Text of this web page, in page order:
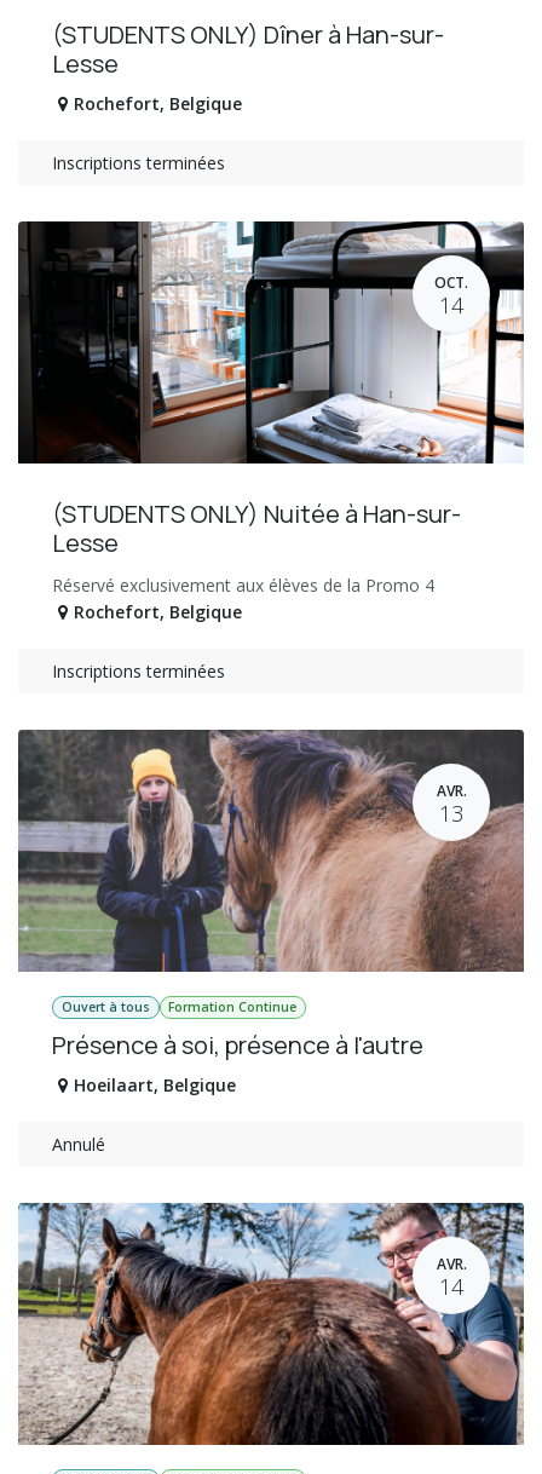
(STUDENTS ONLY) Dîner à Han-sur-
Lesse
Rochefort, Belgique
Inscriptions terminées
OCT.
14
(STUDENTS ONLY) Nuitée à Han-sur-
Lesse
Réservé exclusivement aux élèves de la Promo 4
Rochefort, Belgique
Inscriptions terminées
AVR.
13
Ouvert à tous Formation Continue
Présence à soi, présence à l'autre
Hoeilaart, Belgique
Annulé
AVR.
14